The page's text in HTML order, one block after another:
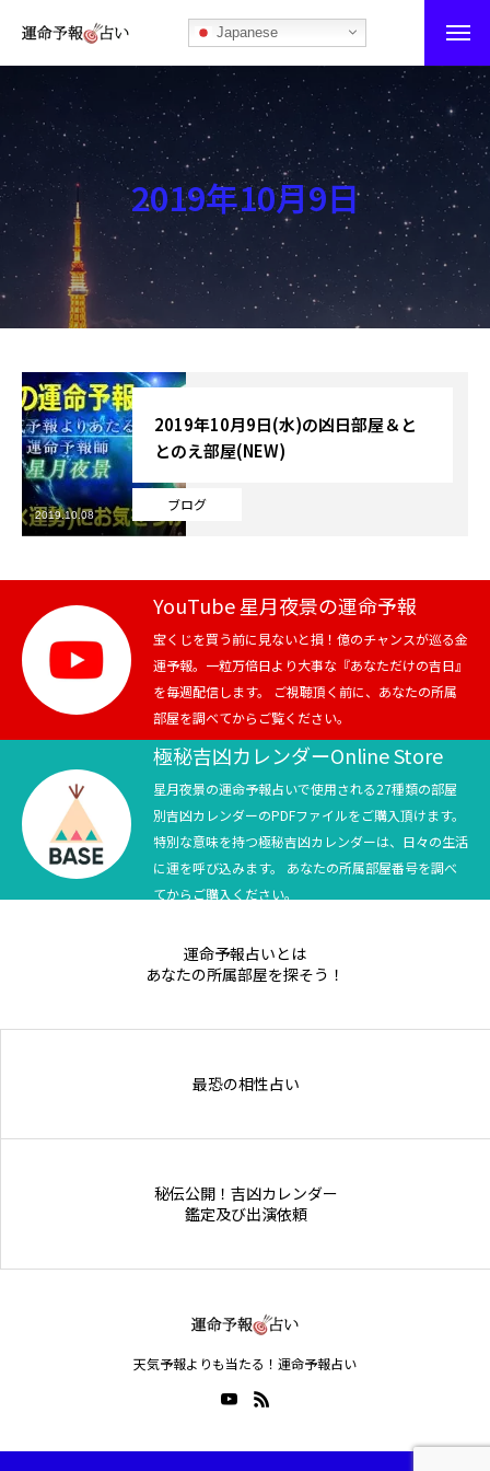
Japanese
運命予報占い
運命予報占いとは
あなたの所属部屋を探そう！
最恐の相性占い
秘伝公開！吉凶カレンダー
記事カテゴリー
ブログ
お知らせ
芸能界
テニス
スポーツ
競馬
テニス四大大会・五輪
テニス四大大会・五輪
2019年10月9日
ブログ
2019年10月9日(水)の凶日部屋＆と
とのえ部屋(NEW)
2019.10.08
YouTube 星月夜景の運命予報
宝くじを買う前に見ないと損！億のチャンスが巡る金
運予報。一粒万倍日より大事な『あなただけの吉日』
を毎週配信します。 ご視聴頂く前に、あなたの所属
部屋を調べてからご覧ください。
極秘吉凶カレンダーOnline Store
星月夜景の運命予報占いで使用される27種類の部屋
別吉凶カレンダーのPDFファイルをご購入頂けます。
特別な意味を持つ極秘吉凶カレンダーは、日々の生活
に運を呼び込みます。 あなたの所属部屋番号を調べ
てからご購入ください。
運命予報占いとは
あなたの所属部屋を探そう！
最恐の相性占い
秘伝公開！吉凶カレンダー
鑑定及び出演依頼
天気予報よりも当たる！運命予報占い